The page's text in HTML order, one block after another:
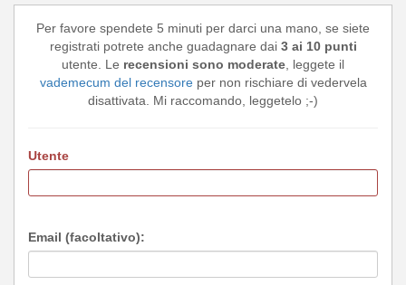
Per favore spendete 5 minuti per darci una mano, se siete
registrati potrete anche guadagnare dai 3 ai 10 punti
utente. Le recensioni sono moderate, leggete il
vademecum del recensoreper non rischiare di vedervela
disattivata. Mi raccomando, leggetelo ;-)
Utente
Email (facoltativo):